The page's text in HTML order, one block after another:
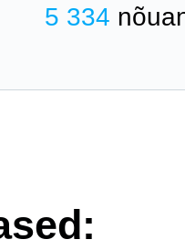
5 334